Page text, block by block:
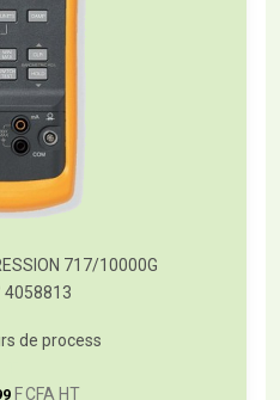
717/10000G
4058813
de process
F CFA HT